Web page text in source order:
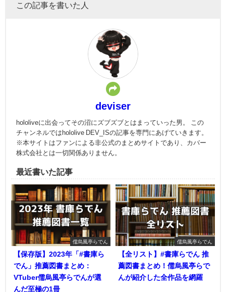
この記事を書いた人
deviser
hololiveに出会ってその沼にズブズブとはまっていった男。 この
チャンネルではhololive DEV_ISの記事を専門にあげていきます。
※本サイトはファンによる非公式のまとめサイトであり、カバー
株式会社とは一切関係ありません。
最近書いた記事
儒烏風亭らでん
【保存版】2023年「#書庫ら
でん」推薦図書まとめ：
VTuber儒烏風亭らでんが選
んだ至極の1冊
儒烏風亭らでん
【全リスト】#書庫らでん 推
薦図書まとめ！儒烏風亭らで
んが紹介した全作品を網羅